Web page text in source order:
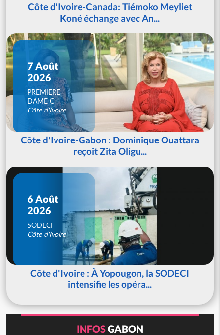
Côte d'Ivoire-Canada: Tiémoko Meyliet
Koné échange avec An...
7 Août
2026
PREMIERE
DAME CI
Côte d'Ivoire
Côte d'Ivoire-Gabon : Dominique Ouattara
reçoit Zita Oligu...
6 Août
2026
SODECI
Côte d'Ivoire
Côte d'Ivoire : À Yopougon, la SODECI
intensifie les opéra...
INFOSGABON